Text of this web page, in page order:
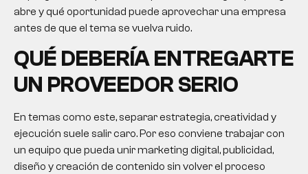
abre y qué oportunidad puede aprovechar una empresa
antes de que el tema se vuelva ruido.
QUÉ DEBERÍA ENTREGARTE
UN PROVEEDOR SERIO
En temas como este, separar estrategia, creatividad y
ejecución suele salir caro. Por eso conviene trabajar con
un equipo que pueda unir marketing digital, publicidad,
diseño y creación de contenido sin volver el proceso